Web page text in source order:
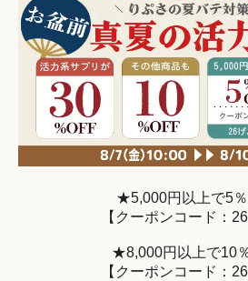
★5,000円以上で5％
【クーポンコード：
★8,000円以上で10
【クーポンコード：